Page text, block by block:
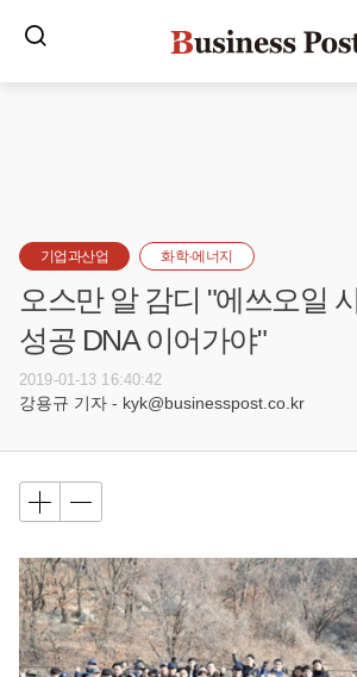
기업과산업 화학·에너지
오스만 알 감디 "에쓰오일
성공 DNA 이어가야"
2019-01-13 16:40:42
강용규 기자 - kyk@businesspost.co.kr